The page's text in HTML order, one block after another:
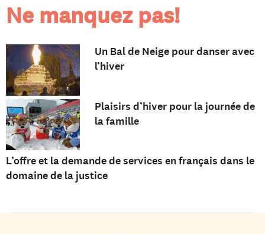
Ne manquez pas!
Un Bal de Neige pour danser avec
l’hiver
Plaisirs d’hiver pour la journée de
la famille
L’offre et la demande de services en français dans le
domaine de la justice